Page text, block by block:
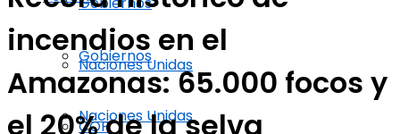
Naciones Unidas
COP
Gobiernos
Naciones Unidas
incendios en el
Amazonas: 65.000 focos y
el 20% de la selva